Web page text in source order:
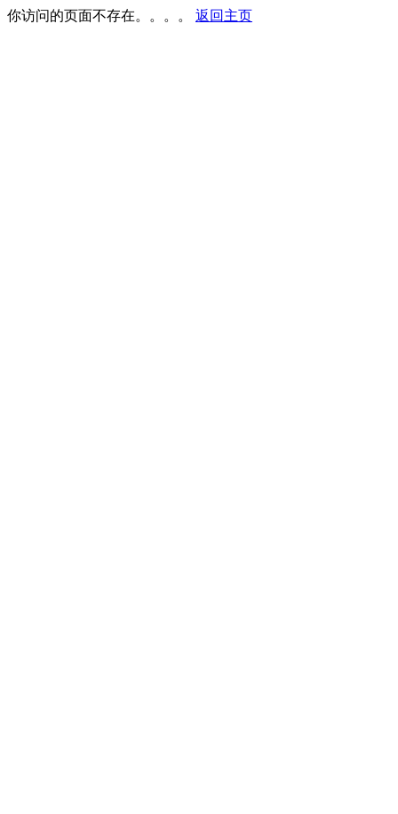
你访问的页面不存在。。。。 返回主页